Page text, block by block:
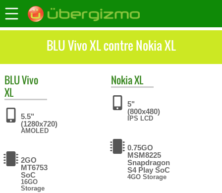
BLU Vivo XL contre Nokia XL
BLUVivo
XL
5.5"
(1280x720)
AMOLED
2GO
MT6753
SoC
16GO
Storage
NokiaXL
5"
(800x480)
IPS LCD
0.75GO
MSM8225
Snapdragon
S4 Play SoC
4GO Storage